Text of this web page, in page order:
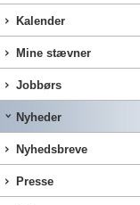
Kalender
Mine stævner
Jobbørs
Nyheder
Nyhedsbreve
Presse